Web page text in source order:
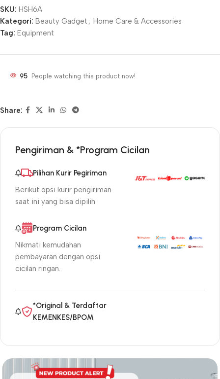
SKU: HSH6A
Kategori: Beauty Gadget , Home Care & Accessories
Tag: Equipment
95 People watching this product now!
Share:
Pengiriman & *Program Cicilan
Pilihan Kurir Pegiriman
Berikut opsi kurir pengiriman
saat ini yang bisa dipilih
Program Cicilan
Nikmati kemudahan
pembayaran dengan opsi
cicilan ringan.
*Original & Terdaftar
KEMENKES/BPOM